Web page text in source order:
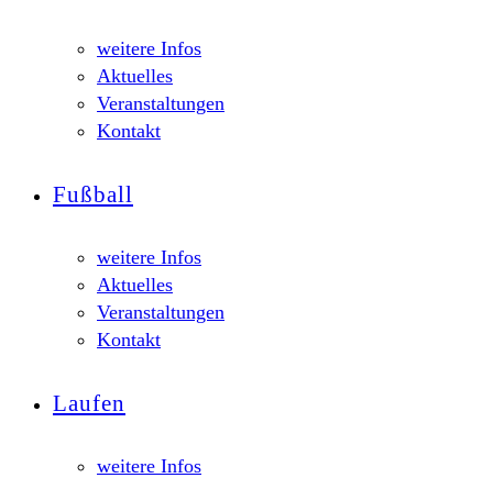
weitere Infos
Aktuelles
Veranstaltungen
Kontakt
Fußball
weitere Infos
Aktuelles
Veranstaltungen
Kontakt
Laufen
weitere Infos